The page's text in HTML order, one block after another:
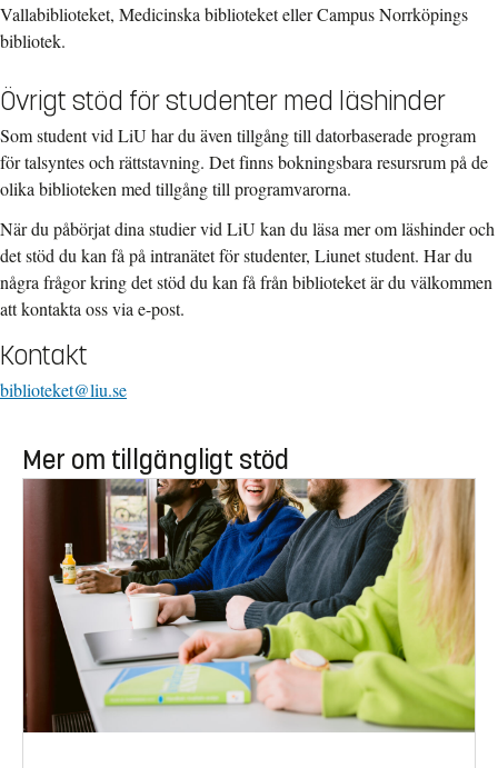
Vallabiblioteket, Medicinska biblioteket eller Campus Norrköpings
bibliotek.
Övrigt stöd för studenter med läshinder
Som student vid LiU har du även tillgång till datorbaserade program
för talsyntes och rättstavning. Det finns bokningsbara resursrum på de
olika biblioteken med tillgång till programvarorna.
När du påbörjat dina studier vid LiU kan du läsa mer om läshinder och
det stöd du kan få på intranätet för studenter, Liunet student. Har du
några frågor kring det stöd du kan få från biblioteket är du välkommen
att kontakta oss via e-post.
Kontakt
biblioteket@liu.se
Mer om tillgängligt stöd